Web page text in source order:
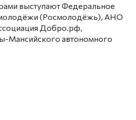
выступают Федеральное
молодёжи (Росмолодёжь), АНО
Добро.рф,
Мансийского автономного